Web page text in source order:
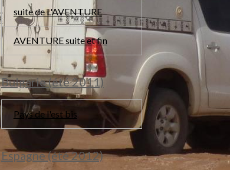
suite de L'AVENTURE
AVENTURE suite et fin
Bulgarie (été 2011)
Pays de l'est bis
Espagne (été 2012)